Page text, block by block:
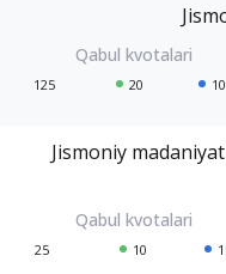
125 20
Jismoniy
25 10